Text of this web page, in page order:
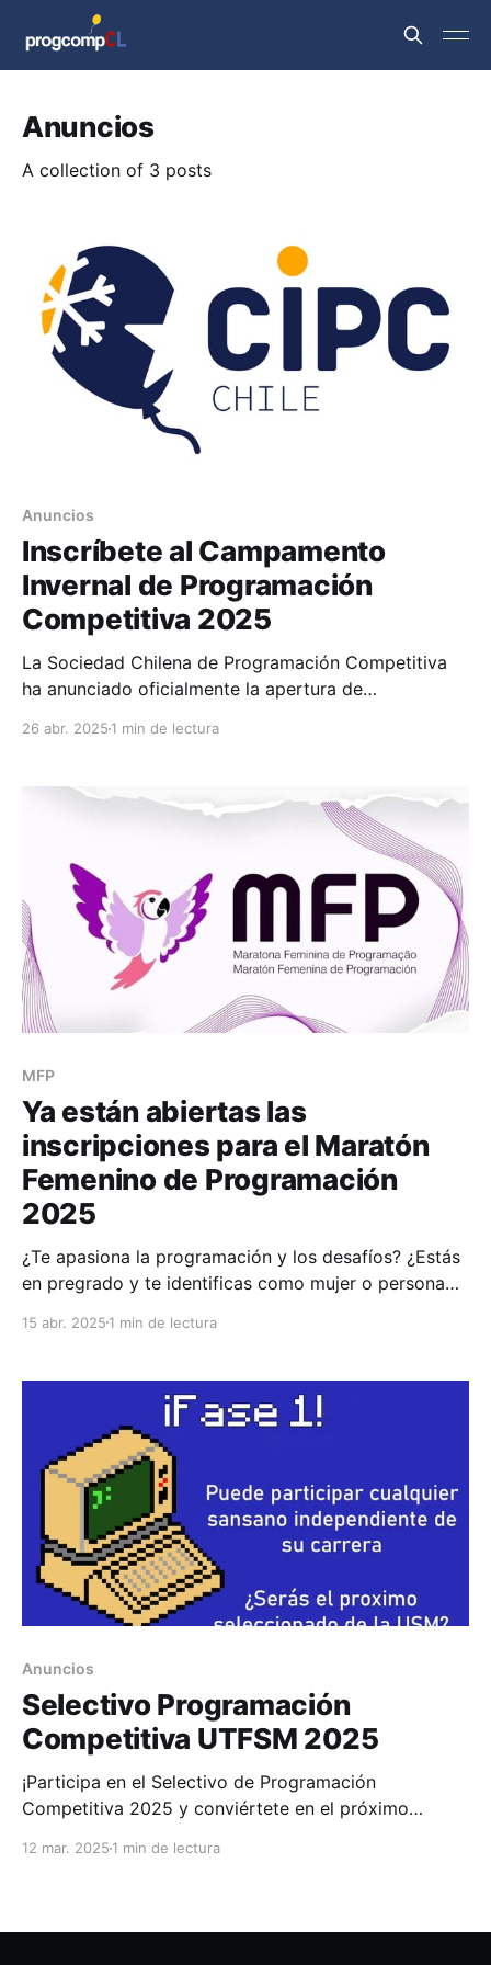
Anuncios
A collection of 3 posts
Anuncios
Inscríbete al Campamento
Invernal de Programación
Competitiva 2025
La Sociedad Chilena de Programación Competitiva
ha anunciado oficialmente la apertura de
fortalecer sus habilidades algorítmicas en un entorno
intensivo y colaborativo. Sobre el CIPC Durante dos
semanas, los participantes podrán asistir a
26 abr. 2025 1 min de lectura
MFP
Ya están abiertas las
inscripciones para el Maratón
Femenino de Programación
2025
¿Te apasiona la programación y los desafíos? ¿Estás
en pregrado y te identificas como mujer o persona
brillar en un evento único a nivel latinoamericano: ¡el
sus inscripciones! 🎉 Este evento está diseñado para
15 abr. 2025 1 min de lectura
Anuncios
Selectivo Programación
Competitiva UTFSM 2025
¡Participa en el Selectivo de Programación
Competitiva 2025 y conviértete en el próximo
12 mar. 2025 1 min de lectura